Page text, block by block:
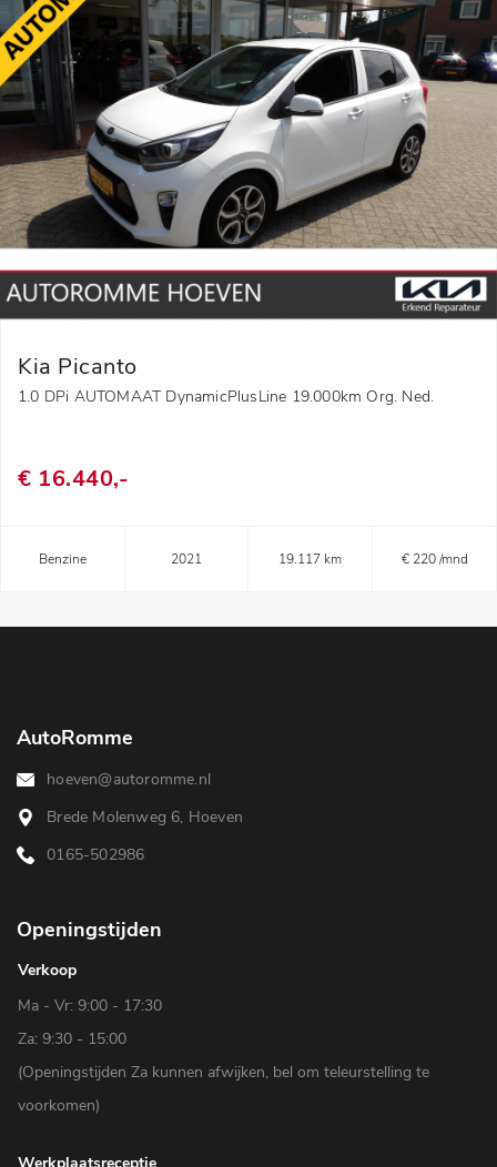
Kia Picanto
1.0 DPi AUTOMAAT DynamicPlusLine 19.000km Org. Ned.
€ 16.440,-
Benzine 2021 19.117 km € 220 /mnd
AutoRomme
hoeven@autoromme.nl
Brede Molenweg 6, Hoeven
0165-502986
Openingstijden
Verkoop
Ma - Vr: 9:00 - 17:30
Za: 9:30 - 15:00
(Openingstijden Za kunnen afwijken, bel om teleurstelling te
voorkomen)